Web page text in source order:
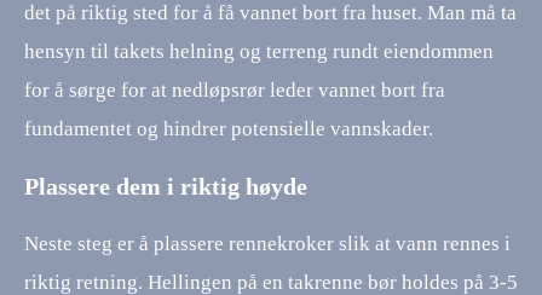
det på riktig sted for å få vannet bort fra huset. Man må ta
hensyn til takets helning og terreng rundt eiendommen
for å sørge for at nedløpsrør leder vannet bort fra
fundamentet og hindrer potensielle vannskader.
Plassere dem i riktig høyde
Neste steg er å plassere rennekroker slik at vann rennes i
riktig retning. Hellingen på en takrenne bør holdes på 3-5